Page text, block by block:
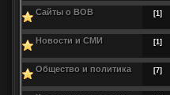
Сайты о ВОВ [1]
Новости и СМИ [1]
Общество и политика [7]